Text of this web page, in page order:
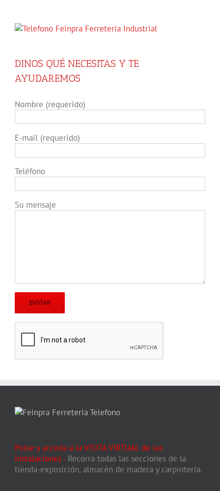
DINOS QUÉ NECESITAS Y TE
AYUDAREMOS
Nombre (requerido)
E-mail (requerido)
Teléfono
Su mensaje
Pulse y acceda a la VISITA VIRTUAL de las
instalaciones . Recorra todas las secciones de la
tienda-exposición, almacén de madera y carpintería.